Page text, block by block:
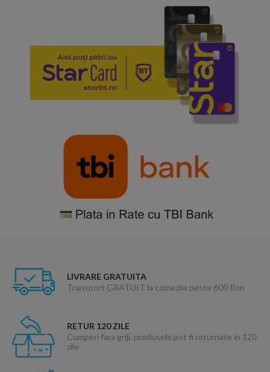
LIVRARE GRATUITA
Transport GRATUIT la comezile peste 600 Ron
RETUR 120 ZILE
Cumperi fara griji, produsele pot fi returnate in 120
zile